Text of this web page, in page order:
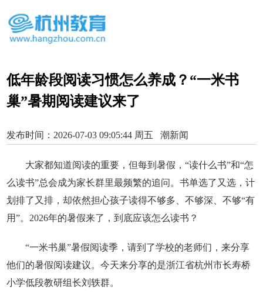
低年龄段阅读习惯怎么养成？“一米书
巢”暑期阅读建议来了
发布时间：2026-07-03 09:05:44 周五 潮新闻
大家都知道阅读的重要，但每到暑假，“读什么书”和“怎
么读书”总会成为家长群里最频繁的追问。书单选了又选，计
划排了又排，却依然担心孩子读得不够多、不够深、不够“有
用”。2026年的暑假来了，到底应该怎么读书？
“一米书巢”暑假阅读季，请到了学校的老师们，来分享
他们的暑假阅读建议。今天来分享的是浙江省杭州市长寿桥
小学低段教研组长刘轶群。